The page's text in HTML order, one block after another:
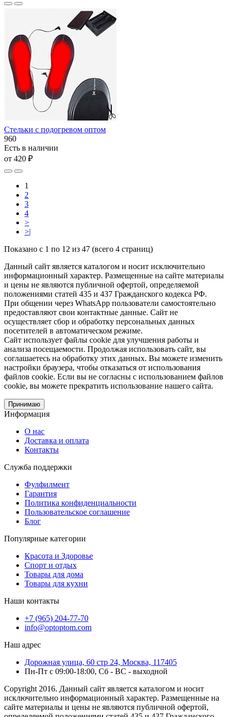
Стельки с подогревом оптом
960
Есть в наличии
от 420 ₽
1
2
3
4
>
>|
Показано с 1 по 12 из 47 (всего 4 страниц)
Данный сайт является каталогом и носит исключительно
информационный характер. Размещенные на сайте материалы
и цены не являются публичной офертой, определяемой
положениями статей 435 и 437 Гражданского кодекса РФ.
При общении через WhatsApp пользователи самостоятельно
предоставляют свои контактные данные. Сайт не
осуществляет сбор и обработку персональных данных
посетителей в автоматическом режиме.
Сайт использует файлы cookie для улучшения работы и
анализа посещаемости. Продолжая использовать сайт, вы
соглашаетесь на обработку этих данных. Вы можете изменить
настройки браузера, чтобы отказаться от использования
файлов cookie. Если вы не согласны с использованием файлов
cookie, вы можете прекратить использование нашего сайта.
Принимаю
Информация
О нас
Доставка и оплата
Контакты
Служба поддержки
Фулфилмент
Гарантия
Политика конфиденциальности
Пользовательское соглашение
Блог
Популярные категории
Красота и Здоровье
Спорт и отдых
Товары для дома
Товары для кухни
Наши контакты
+7 (965) 204-77-70
info@optoptom.com
Наш адрес
Дорожная улица, 60 стр 24, Москва, 117405
Пн-Пт с 09:00-18:00, Сб - ВС - выходной
Copyright 2016. Данный сайт является каталогом и носит
исключительно информационный характер. Размещенные на
сайте материалы и цены не являются публичной офертой,